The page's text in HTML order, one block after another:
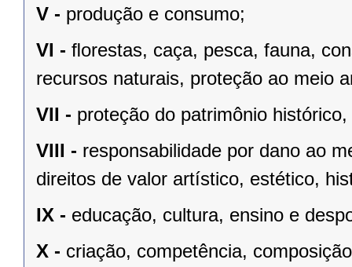
V - produção e consumo;
VI - ﬂorestas, caça, pesca, fauna,
recursos naturais, proteção ao meio
VII - proteção do patrimônio
VIII - responsabilidade por dano ao
direitos de valor artístico, estético,
IX - educação, cultura, ensino e
X - criação, competência,